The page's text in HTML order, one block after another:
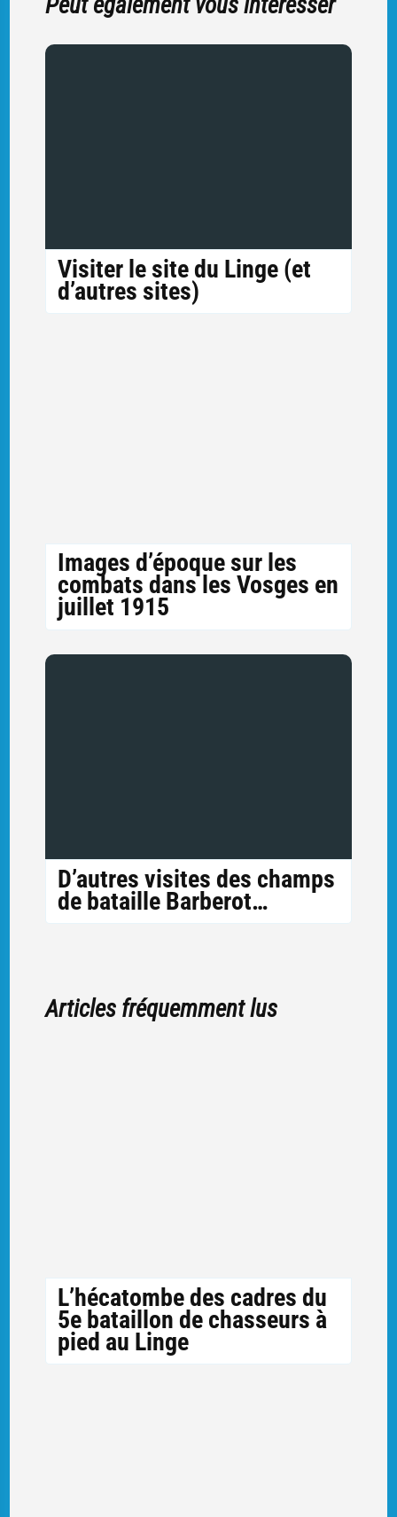
Visiter le site du Linge (et
d’autres sites)
Images d’époque sur les
combats dans les Vosges en
juillet 1915
D’autres visites des champs
de bataille Barberot…
Articles fréquemment lus
L’hécatombe des cadres du
5e bataillon de chasseurs à
pied au Linge